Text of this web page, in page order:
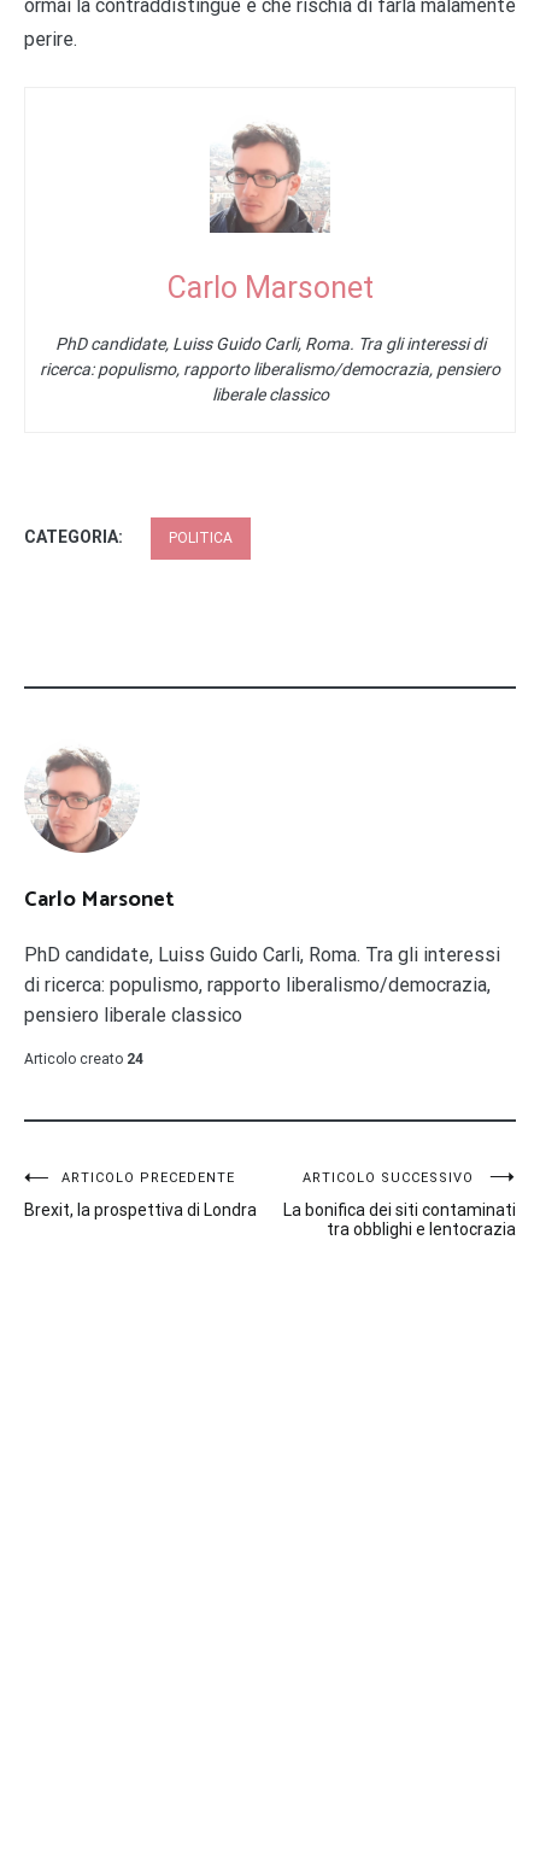
ormai la contraddistingue e che rischia di farla malamente
perire.
Carlo Marsonet
PhD candidate, Luiss Guido Carli, Roma. Tra gli interessi di
ricerca: populismo, rapporto liberalismo/democrazia, pensiero
liberale classico
CATEGORIA: POLITICA
Carlo Marsonet
PhD candidate, Luiss Guido Carli, Roma. Tra gli interessi
di ricerca: populismo, rapporto liberalismo/democrazia,
pensiero liberale classico
Articolo creato 24
Navigazione
articoli
ARTICOLO PRECEDENTE
Brexit, la prospettiva di Londra
ARTICOLO SUCCESSIVO
La bonifica dei siti contaminati
tra obblighi e lentocrazia